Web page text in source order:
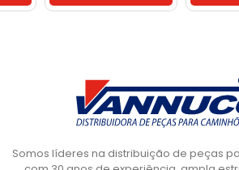
Somos líderes na distribuição de peças